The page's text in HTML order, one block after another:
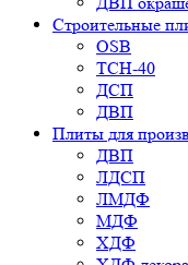
Строительные
OSB
ТСН-40
ДСП
ДВП
Плиты для
ДВП
ЛДСП
ЛМДФ
МДФ
ХДФ